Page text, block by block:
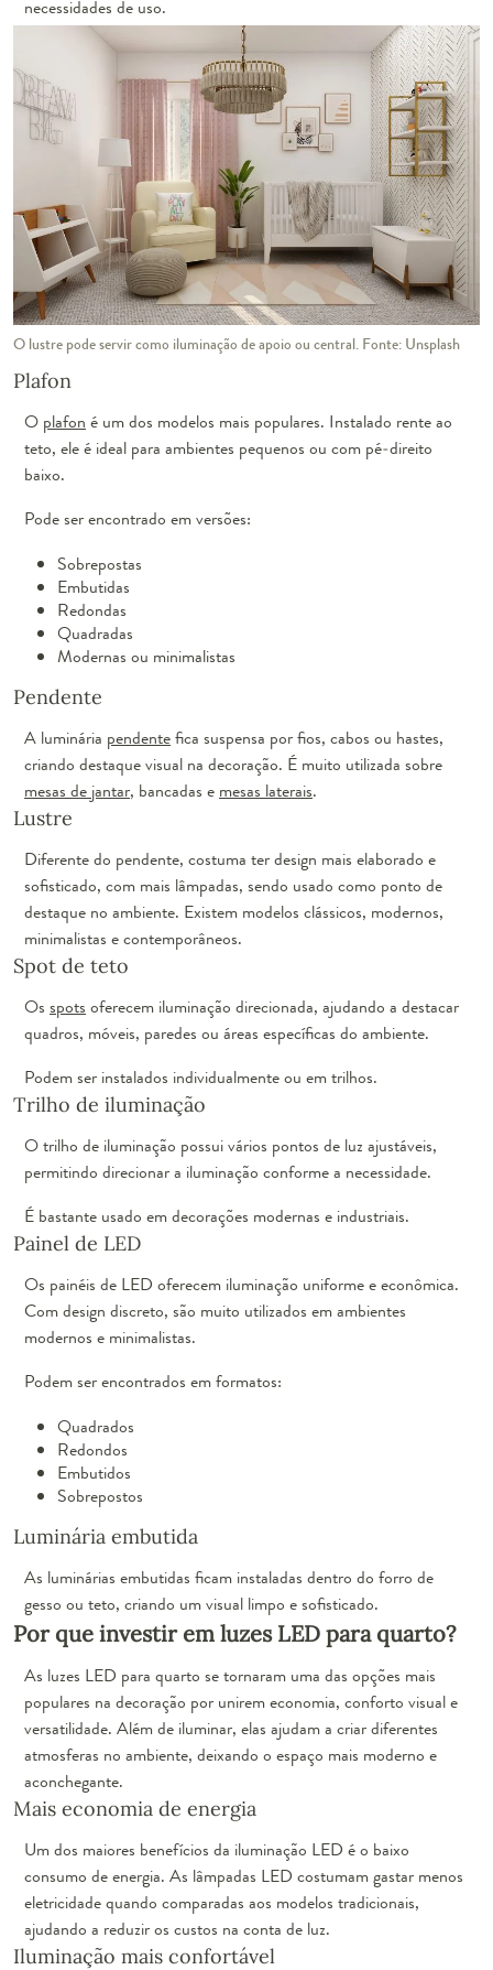
necessidades de uso.
O lustre pode servir como iluminação de apoio ou central. Fonte: Unsplash
Plafon
O plafon é um dos modelos mais populares. Instalado rente ao
teto, ele é ideal para ambientes pequenos ou com pé-direito
baixo.
Pode ser encontrado em versões:
Sobrepostas
Embutidas
Redondas
Quadradas
Modernas ou minimalistas
Pendente
A luminária pendentefica suspensa por fios, cabos ou hastes,
criando destaque visual na decoração. É muito utilizada sobre
mesas de jantar, bancadas e mesas laterais.
Lustre
Diferente do pendente, costuma ter design mais elaborado e
sofisticado, com mais lâmpadas, sendo usado como ponto de
destaque no ambiente. Existem modelos clássicos, modernos,
minimalistas e contemporâneos.
Spot de teto
Os spots oferecem iluminação direcionada, ajudando a destacar
quadros, móveis, paredes ou áreas específicas do ambiente.
Podem ser instalados individualmente ou em trilhos.
Trilho de iluminação
O trilho de iluminação possui vários pontos de luz ajustáveis,
permitindo direcionar a iluminação conforme a necessidade.
É bastante usado em decorações modernas e industriais.
Painel de LED
Os painéis de LED oferecem iluminação uniforme e econômica.
Com design discreto, são muito utilizados em ambientes
modernos e minimalistas.
Podem ser encontrados em formatos:
Quadrados
Redondos
Embutidos
Sobrepostos
Luminária embutida
As luminárias embutidas ficam instaladas dentro do forro de
gesso ou teto, criando um visual limpo e sofisticado.
Por que investir em luzes LED para quarto?
As luzes LED para quarto se tornaram uma das opções mais
populares na decoração por unirem economia, conforto visual e
versatilidade. Além de iluminar, elas ajudam a criar diferentes
atmosferas no ambiente, deixando o espaço mais moderno e
aconchegante.
Mais economia de energia
Um dos maiores benefícios da iluminação LED é o baixo
consumo de energia. As lâmpadas LED costumam gastar menos
eletricidade quando comparadas aos modelos tradicionais,
ajudando a reduzir os custos na conta de luz.
Iluminação mais confortável